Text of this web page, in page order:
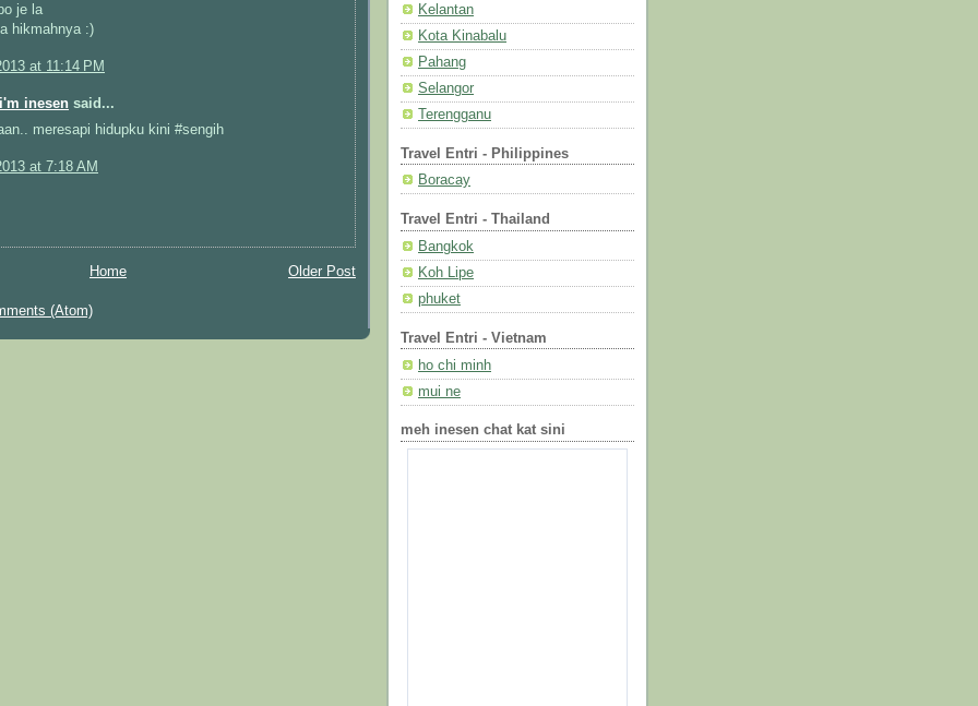
je la
hikmahnya :)
at 11:14 PM
inesen said...
meresapi hidupku kini #sengih
at 7:18 AM
Older Post
Home
(Atom)
Kelantan
Kota Kinabalu
Pahang
Selangor
Terengganu
Travel Entri - Philippines
Boracay
Travel Entri - Thailand
Bangkok
Koh Lipe
phuket
Travel Entri - Vietnam
ho chi minh
mui ne
meh inesen chat kat sini